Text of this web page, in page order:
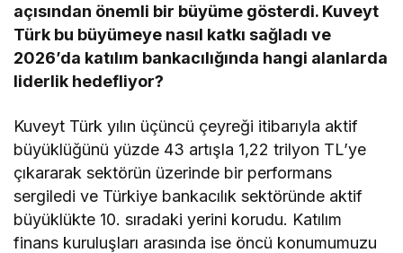
açısından önemli bir büyüme gösterdi. Kuveyt
Türk bu büyümeye nasıl katkı sağladı ve
2026’da katılım bankacılığında hangi alanlarda
liderlik hedefliyor?
Kuveyt Türk yılın üçüncü çeyreği itibarıyla aktif
büyüklüğünü yüzde 43 artışla 1,22 trilyon TL’ye
çıkararak sektörün üzerinde bir performans
sergiledi ve Türkiye bankacılık sektöründe aktif
büyüklükte 10. sıradaki yerini korudu. Katılım
finans kuruluşları arasında ise öncü konumumuzu